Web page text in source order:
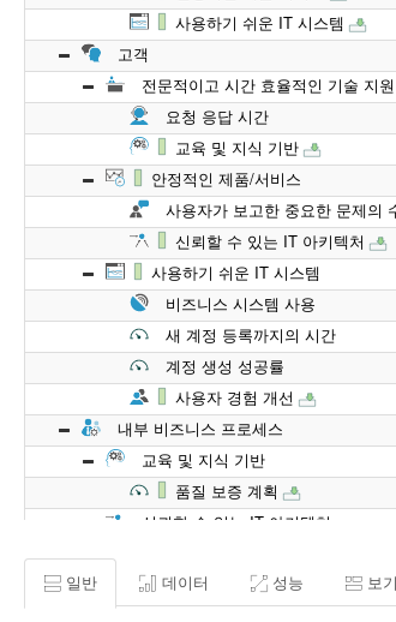
사용하기 쉬운 IT 시스템
고객
전문적이고 시간 효율적인 기술 지원
요청 응답 시간
교육 및 지식 기반
안정적인 제품/서비스
사용자가 보고한 중요한 문제의
신뢰할 수 있는 IT 아키텍처
사용하기 쉬운 IT 시스템
비즈니스 시스템 사용
새 계정 등록까지의 시간
계정 생성 성공률
사용자 경험 개선
내부 비즈니스 프로세스
교육 및 지식 기반
품질 보증 계획
신뢰할 수 있는 IT 아키텍처
보안 문제 관련 다운타임
일반 데이터 성능 보기